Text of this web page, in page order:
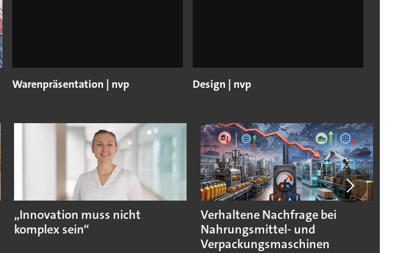
Warenpräsentation | nvp Design | nvp
„Innovation muss nicht
komplex sein“
Verhaltene Nachfrage bei
Nahrungsmittel- und
Verpackungsmaschinen